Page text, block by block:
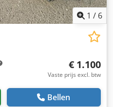
1 / 6
€ 1.100
Vaste prijs excl. btw
Bellen